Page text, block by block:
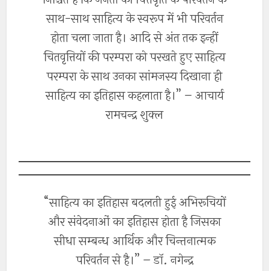
साथ-साथ साहित्य के स्वरूप में भी परिवर्तन
होता चला जाता है। आदि से अंत तक इन्हीं
चितवृत्तियों की परम्परा को परखते हुए साहित्य
परम्परा के साथ उनका सांमजस्य दिखाना ही
साहित्य का इतिहास कहलाता है।” – आचार्य
रामचन्द्र शुक्ल
“साहित्य का इतिहास बदलती हुई अभिरूचियों
और संवेदनाओं का इतिहास होता है जिसका
सीधा सम्बन्ध आर्थिक और चिन्तनात्मक
परिवर्तन से है।” – डॉ. नगेन्द्र